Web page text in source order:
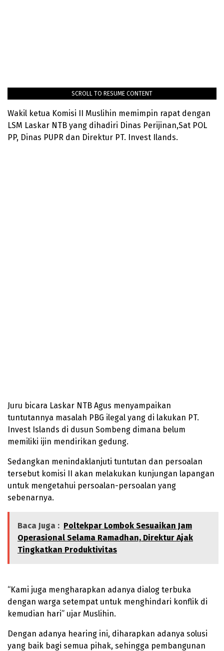
SCROLL TO RESUME CONTENT
Wakil ketua Komisi II Muslihin memimpin rapat dengan
LSM Laskar NTB yang dihadiri Dinas Perijinan,Sat POL
PP, Dinas PUPR dan Direktur PT. Invest Ilands.
Juru bicara Laskar NTB Agus menyampaikan
tuntutannya masalah PBG ilegal yang di lakukan PT.
Invest Islands di dusun Sombeng dimana belum
memiliki ijin mendirikan gedung.
Sedangkan menindaklanjuti tuntutan dan persoalan
tersebut komisi II akan melakukan kunjungan lapangan
untuk mengetahui persoalan-persoalan yang
sebenarnya.
Baca Juga : Poltekpar Lombok Sesuaikan Jam
Operasional Selama Ramadhan, Direktur Ajak
Tingkatkan Produktivitas
“Kami juga mengharapkan adanya dialog terbuka
dengan warga setempat untuk menghindari konflik di
kemudian hari” ujar Muslihin.
Dengan adanya hearing ini, diharapkan adanya solusi
yang baik bagi semua pihak, sehingga pembangunan